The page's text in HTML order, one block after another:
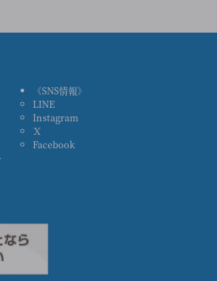
《SNS情報》
LINE
Instagram
Ｘ
Facebook